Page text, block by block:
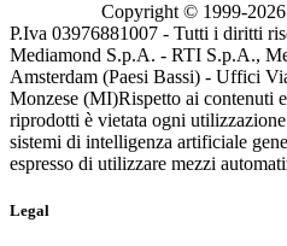
Copyright © 1999-2026
P.Iva 03976881007 - Tutti i diritti
Mediamond S.p.A. - RTI S.p.A.,
Amsterdam (Paesi Bassi) - Uffici
Monzese (MI)Rispetto ai contenuti
riprodotti è vietata ogni
sistemi di intelligenza artificiale
espresso di utilizzare mezzi
Legal